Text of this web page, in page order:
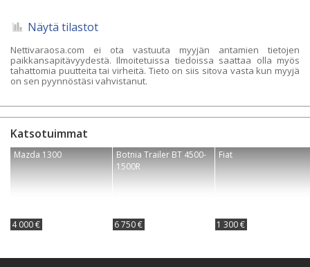
Näytä tilastot
Nettivaraosa.com ei ota vastuuta myyjän antamien tietojen
paikkansapitävyydestä. Ilmoitetuissa tiedoissa saattaa olla myös
tahattomia puutteita tai virheitä. Tieto on siis sitova vasta kun myyjä
on sen pyynnöstäsi vahvistanut.
Katsotuimmat
Mazda 1300
4 000 €
Botnia Trailer BT 4500-
1500R
6 750 €
Fiat
1 300 €